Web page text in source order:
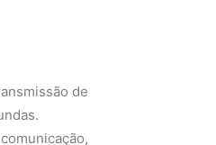
de